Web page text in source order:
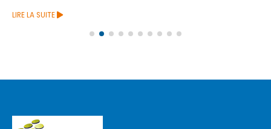
LIRE LA SUITE